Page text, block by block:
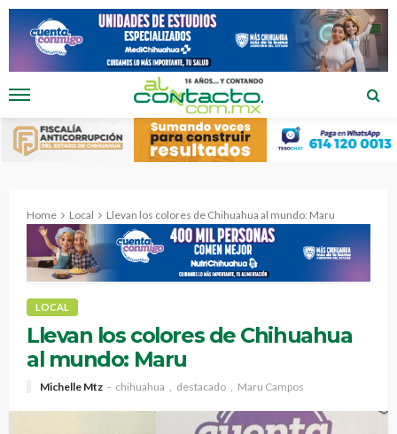
Home Local Llevan los colores de Chihuahua al mundo: Maru
LOCAL
Llevan los colores de Chihuahua
al mundo: Maru
Michelle Mtz chihuahua destacado Maru Campos